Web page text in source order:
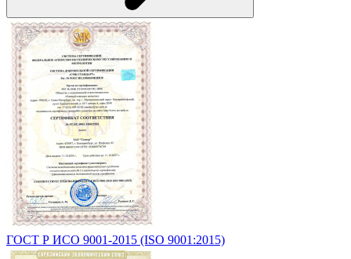
ГОСТ Р ИСО 9001-2015 (ISO 9001:2015)